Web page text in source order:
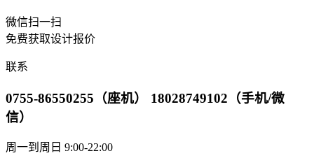
微信扫一扫
免费获取设计报价
联系
0755-86550255（座机） 18028749102（手机/微
信）
周一到周日 9:00-22:00